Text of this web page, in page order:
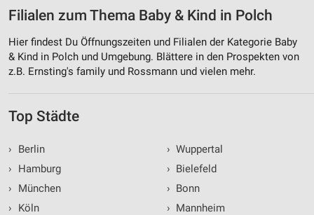
Filialen zum Thema Baby & Kind in Polch
Hier findest Du Öffnungszeiten und Filialen der Kategorie Baby
& Kind in Polch und Umgebung. Blättere in den Prospekten von
z.B. Ernsting's family und Rossmann und vielen mehr.
Top Städte
›
Berlin
›
Hamburg
›
München
›
Köln
› Wuppertal
› Bielefeld
› Bonn
› Mannheim